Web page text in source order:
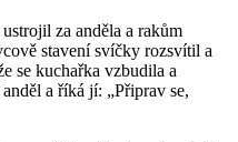
za anděla a rakům
stavení svíčky rozsvítil a
se kuchařka vzbudila a
a říká jí: „Připrav se,